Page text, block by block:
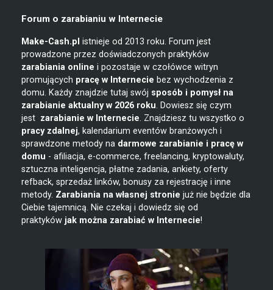
Forum o zarabianiu w Internecie
Make-Cash.pl istnieje od 2013 roku. Forum jest
prowadzone przez doświadczonych praktyków
zarabiania online i pozostaje w czołówce witryn
promujących pracę w Internecie bez wychodzenia z
domu. Każdy znajdzie tutaj swój sposób i pomysł na
zarabianie aktualny w 2026 roku. Dowiesz się czym
jest zarabianie w Internecie. Znajdziesz tu wszystko o
pracy zdalnej, kalendarium eventów branżowych i
sprawdzone metody na darmowe zarabianie i pracę w
domu - afiliacja, e-commerce, freelancing, kryptowaluty,
sztuczna inteligencja, płatne zadania, ankiety, oferty
refback, sprzedaż linków, bonusy za rejestrację i inne
metody. Zarabiania na własnej stronie już nie będzie dla
Ciebie tajemnicą. Nie czekaj i dowiedz się od
praktyków jak można zarabiać w Internecie!